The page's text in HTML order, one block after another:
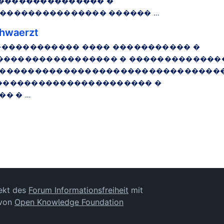
������ …
���� ����������� �
�
�
� …
des Forum Informationsfreiheit mit
Open Knowledge Foundation